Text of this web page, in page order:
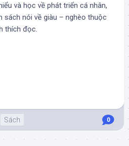
và học về phát triển cá nhân,
sách nói về giàu – nghèo thuộc
thích đọc.
Sách 0